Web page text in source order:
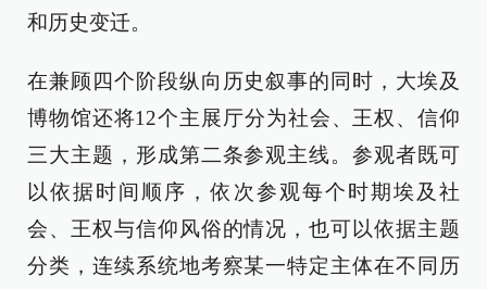
和历史变迁。
在兼顾四个阶段纵向历史叙事的同时，大埃及
博物馆还将12个主展厅分为社会、王权、信仰
三大主题，形成第二条参观主线。参观者既可
以依据时间顺序，依次参观每个时期埃及社
会、王权与信仰风俗的情况，也可以依据主题
分类，连续系统地考察某一特定主体在不同历